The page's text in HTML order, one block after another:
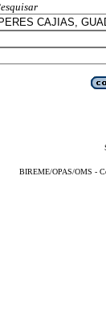
BIREME/OPAS/OMS -